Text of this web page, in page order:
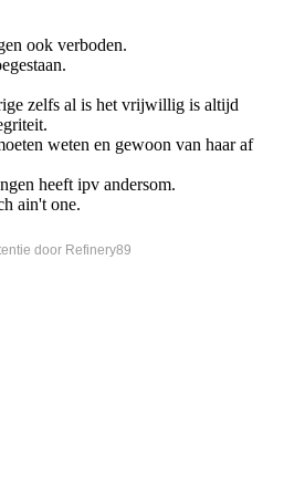
ook verboden.
zelfs al is het vrijwillig is altijd
weten en gewoon van haar af
heeft ipv andersom.
ain't one.
door Refinery89